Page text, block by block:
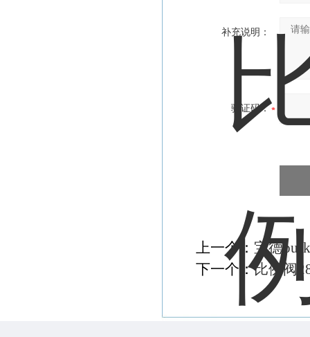
补充说明：
验证码：
上一个： 宝德
下一个：比例阀